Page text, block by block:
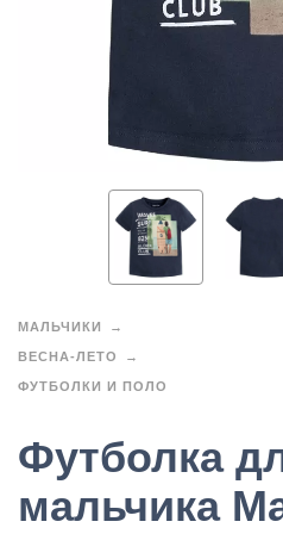
МАЛЬЧИКИ
ВЕСНА-ЛЕТО
ФУТБОЛКИ И ПОЛО
Футболка
мальчика